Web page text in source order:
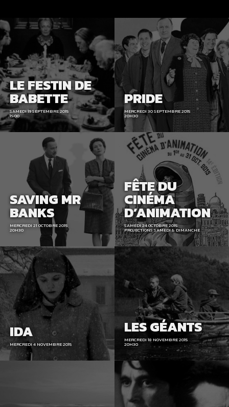
LE FESTIN DE
BABETTE
SAMEDI 19 SEPTEMBRE 2015
15:00
PRIDE
MERCREDI 30 SEPTEMBRE 2015
20H30
SAVING MR
BANKS
MERCREDI 21 OCTOBRE 2015
20H30
FÊTE DU
CINÉMA
D’ANIMATION
SAMEDI 24 OCTOBRE 2015
PROJECTIONS SAMEDI & DIMANCHE
IDA
MERCREDI 4 NOVEMBRE 2015
LES GÉANTS
MERCREDI 18 NOVEMBRE 2015
20H30